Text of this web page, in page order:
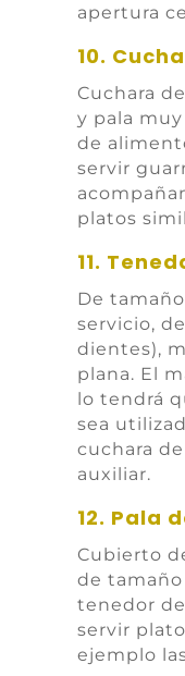
apertura
10.
Cuchara
y pala
de
servir
platos
11.
De
servicio,
dientes),
plana. El
lo tendrá
sea
cuchara
auxiliar.
12. Pala
Cubierto
de tamaño
tenedor
servir
ejemplo